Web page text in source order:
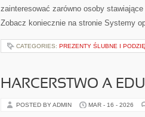
zainteresować zarówno osoby
Zobacz koniecznie na stronie Systemy
CATEGORIES: PREZENTY ŚLUBNE I
HARCERSTWO A
POSTED BY ADMIN MAR - 16 - 2026